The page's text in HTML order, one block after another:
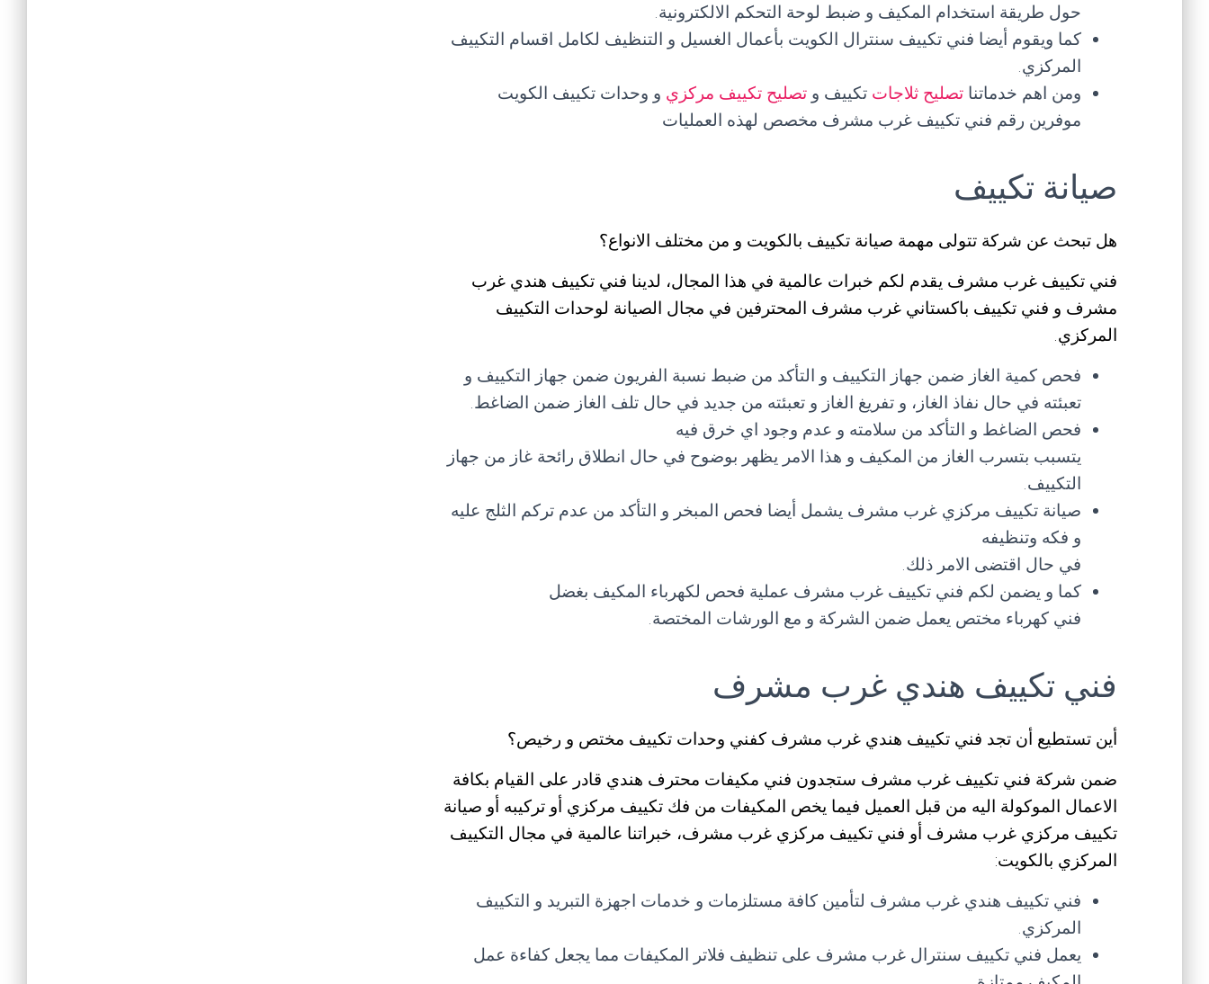
حول طريقة استخدام المكيف و ضبط لوحة التحكم الالكترونية.
كما ويقوم أيضا فني تكييف سنترال الكويت بأعمال الغسيل و التنظيف لكامل اقسام التكييف
المركزي.
ومن اهم خدماتنا تصليح ثلاجات تكييف و تصليح تكييف مركزي و وحدات تكييف الكويت
موفرين رقم فني تكييف غرب مشرف مخصص لهذه العمليات
صيانة تكييف
هل تبحث عن شركة تتولى مهمة صيانة تكييف بالكويت و من مختلف الانواع؟
فني تكييف غرب مشرف يقدم لكم خبرات عالمية في هذا المجال، لدينا فني تكييف هندي غرب
مشرف و فني تكييف باكستاني غرب مشرف المحترفين في مجال الصيانة لوحدات التكييف
المركزي.
فحص كمية الغاز ضمن جهاز التكييف و التأكد من ضبط نسبة الفريون ضمن جهاز التكييف و
تعبئته في حال نفاذ الغاز، و تفريغ الغاز و تعبئته من جديد في حال تلف الغاز ضمن الضاغط.
فحص الضاغط و التأكد من سلامته و عدم وجود اي خرق فيه
يتسبب بتسرب الغاز من المكيف و هذا الامر يظهر بوضوح في حال انطلاق رائحة غاز من جهاز
التكييف.
صيانة تكييف مركزي غرب مشرف يشمل أيضا فحص المبخر و التأكد من عدم تركم الثلج عليه
و فكه وتنظيفه
في حال اقتضى الامر ذلك.
كما و يضمن لكم فني تكييف غرب مشرف عملية فحص لكهرباء المكيف بغضل
فني كهرباء مختص يعمل ضمن الشركة و مع الورشات المختصة.
فني تكييف هندي غرب مشرف
أين تستطيع أن تجد فني تكييف هندي غرب مشرف كفني وحدات تكييف مختص و رخيص؟
ضمن شركة فني تكييف غرب مشرف ستجدون فني مكيفات محترف هندي قادر على القيام بكافة
الاعمال الموكولة اليه من قبل العميل فيما يخص المكيفات من فك تكييف مركزي أو تركيبه أو صيانة
تكييف مركزي غرب مشرف أو فني تكييف مركزي غرب مشرف، خبراتنا عالمية في مجال التكييف
المركزي بالكويت:
فني تكييف هندي غرب مشرف لتأمين كافة مستلزمات و خدمات اجهزة التبريد و التكييف
المركزي.
يعمل فني تكييف سنترال غرب مشرف على تنظيف فلاتر المكيفات مما يجعل كفاءة عمل